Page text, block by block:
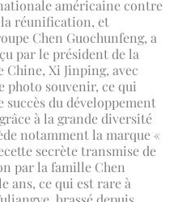
américaine contre
réunification, et
Chen Guochunfeng, a
par le président de la
Chine, Xi Jinping, avec
photo souvenir, ce qui
du développement
à la grande diversité
notamment la marque «
secrète transmise de
par la famille Chen
ans, ce qui est rare à